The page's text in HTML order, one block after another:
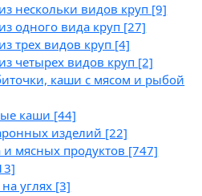
нескольки видов круп [9]
одного вида круп [27]
трех видов круп [4]
четырех видов круп [2]
каши с мясом и рыбой
каши [44]
изделий [22]
мясных продуктов [747]
углях [3]